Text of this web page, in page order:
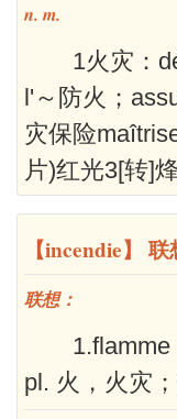
n. m.
1火灾：
l'～防火；
灾保险
片)红光3[转]
【incendie】
联想：
pl. 火，火灾